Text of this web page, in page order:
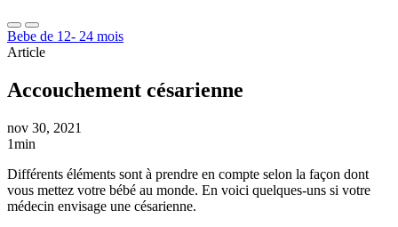
Bebe de 12- 24 mois
Article
Accouchement césarienne
nov 30, 2021
1min
Différents éléments sont à prendre en compte selon la façon dont
vous mettez votre bébé au monde. En voici quelques-uns si votre
médecin envisage une césarienne.